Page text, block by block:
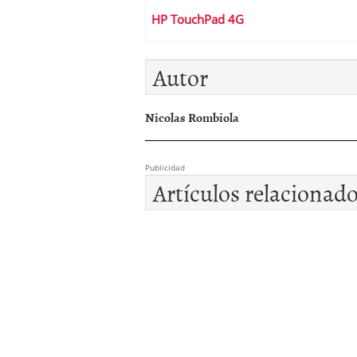
HP TouchPad 4G
Autor
Nicolas Rombiola
Publicidad
Artículos